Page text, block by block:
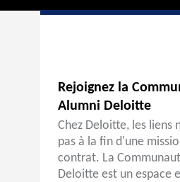
Rejoignez la
Alumni Deloitte
Chez Deloitte, les liens
pas à la fin d'une
contrat. La
Deloitte est un espace